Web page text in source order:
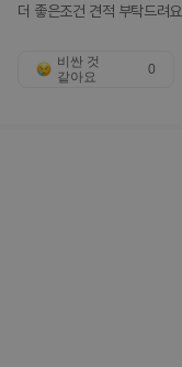
더 좋은조건 견적 부탁드려요
비싼 것
같아요
0